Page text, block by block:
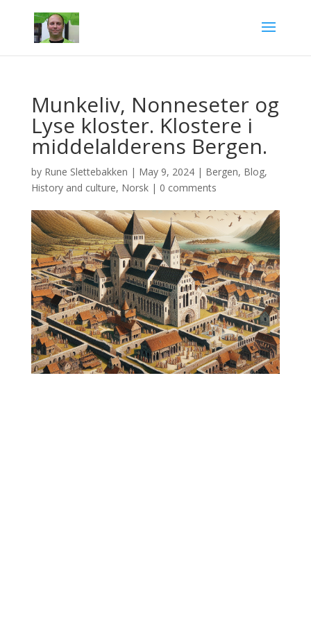
Munkeliv, Nonneseter og
Lyse kloster. Klostere i
middelalderens Bergen.
by Rune Slettebakken | May 9, 2024| Bergen, Blog,
History and culture, Norsk| 0 comments